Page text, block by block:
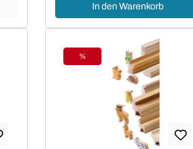
In den Warenkorb
Rabatt
%